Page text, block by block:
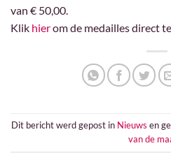
van € 50,00.
Klik hierom de medailles direct
Dit bericht werd gepost in Nieuws en
van de